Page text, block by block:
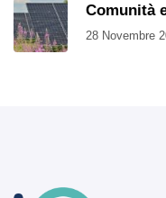
Comunità
28 Novembre